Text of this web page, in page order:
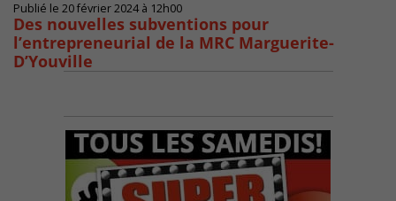
Publié le 20 février 2024 à 12h00
Des nouvelles subventions pour
l’entrepreneurial de la MRC Marguerite-
D’Youville